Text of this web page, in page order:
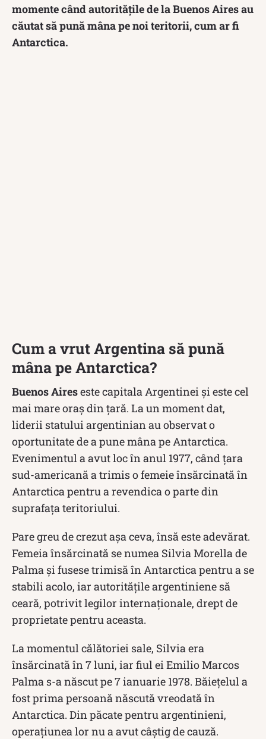
momente când autoritățile de la Buenos Aires au
căutat să pună mâna pe noi teritorii, cum ar fi
Antarctica.
Cum a vrut Argentina să pună
mâna pe Antarctica?
Buenos Aireseste capitala Argentinei și este cel
mai mare oraș din țară. La un moment dat,
liderii statului argentinian au observat o
oportunitate de a pune mâna pe Antarctica.
Evenimentul a avut loc în anul 1977, când ţara
sud-americană a trimis o femeie însărcinată în
Antarctica pentru a revendica o parte din
suprafața teritoriului.
Pare greu de crezut așa ceva, însă este adevărat.
Femeia însărcinată se numea Silvia Morella de
Palma și fusese trimisă în Antarctica pentru a se
stabili acolo, iar autoritățile argentiniene să
ceară, potrivit legilor internaționale, drept de
proprietate pentru aceasta.
La momentul călătoriei sale, Silvia era
însărcinată în 7 luni, iar fiul ei Emilio Marcos
Palma s-a născut pe 7 ianuarie 1978. Băiețelul a
fost prima persoană născută vreodată în
Antarctica. Din păcate pentru argentinieni,
operațiunea lor nu a avut câștig de cauză.